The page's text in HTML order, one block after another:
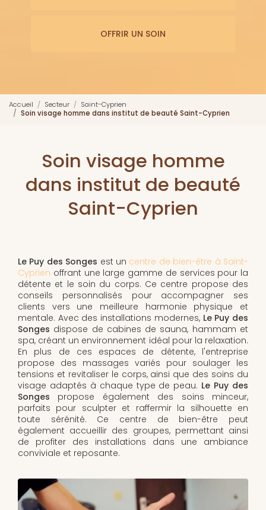
OFFRIR UN SOIN
Accueil Secteur
Saint-Cyprien
Soin visage homme dans institut de beauté Saint-Cyprien
Soin visage homme
dans institut de beauté
Saint-Cyprien
Le Puy des Songes est un centre de bien-être à Saint-
Cyprien offrant une large gamme de services pour la
détente et le soin du corps. Ce centre propose des
conseils personnalisés pour accompagner ses
clients vers une meilleure harmonie physique et
mentale. Avec des installations modernes, Le Puy des
Songes dispose de cabines de sauna, hammam et
spa, créant un environnement idéal pour la relaxation.
En plus de ces espaces de détente, l'entreprise
propose des massages variés pour soulager les
tensions et revitaliser le corps, ainsi que des soins du
visage adaptés à chaque type de peau. Le Puy des
Songes propose également des soins minceur,
parfaits pour sculpter et raffermir la silhouette en
toute sérénité. Ce centre de bien-être peut
également accueillir des groupes, permettant ainsi
de profiter des installations dans une ambiance
conviviale et reposante.